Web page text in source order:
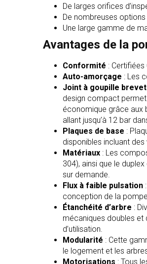
De larges orifices
De nombreuses
Une large gamme de
Avantages de la
Conformité : Certifiées
Auto-amorçage : Les
Joint à goupille
design compact
économique grâce aux
allant jusqu’à 12 bar
Plaques de base :
disponibles incluant
Matériaux : Les
304), ainsi que le
sur demande.
Flux à faible pulsation
conception de la
Étanchéité d’arbre :
mécaniques doubles et
d’utilisation.
Modularité : Cette
le logement et les
Motorisations : Tous